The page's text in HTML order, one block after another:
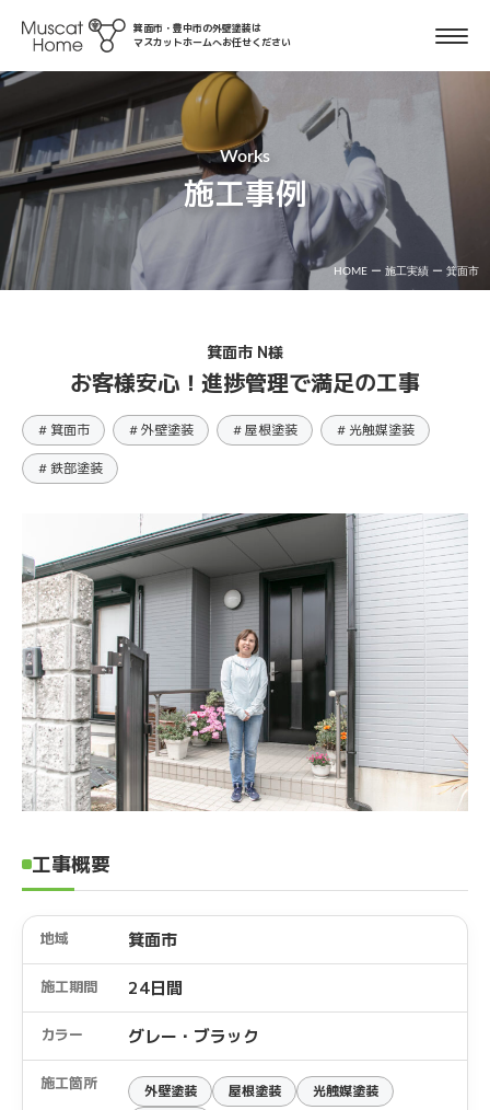
箕面市・豊中市の外壁塗装は
マスカットホームへお任せください
Works
施工事例
HOME ー 施工実績 ー 箕面市
箕面市 N様
お客様安心！進捗管理で満足の工事
# 箕面市 # 外壁塗装 # 屋根塗装 # 光触媒塗装
# 鉄部塗装
工事概要
地域 箕面市
施工期間 24日間
カラー グレー・ブラック
施工箇所 外壁塗装 屋根塗装
光触媒塗装